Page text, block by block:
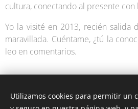
cultura, conectando al presente con
Yo la visité en 2013, recién salida
maravillada. Cuéntame, ¿tú la
leo en comentarios.
Utilizamos cookies para permitir un